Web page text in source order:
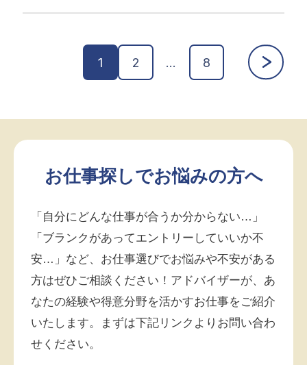
1 2 … 8
お仕事探しでお悩みの方へ
「自分にどんな仕事が合うか分からない…」
「ブランクがあってエントリーしていいか不
安…」など、お仕事選びでお悩みや不安がある
方はぜひご相談ください！アドバイザーが、あ
なたの経験や得意分野を活かすお仕事をご紹介
いたします。まずは下記リンクよりお問い合わ
せください。